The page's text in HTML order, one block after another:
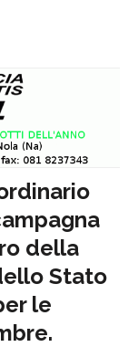
della
Stato
le